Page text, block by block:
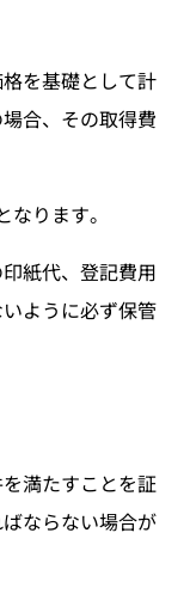
を基礎として計
合、その取得費
ります。
紙代、登記費用
ように必ず保管
満たすことを証
ならない場合が